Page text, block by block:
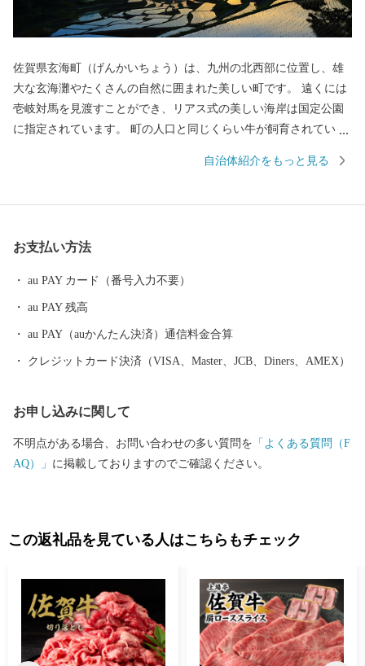
佐賀県玄海町（げんかいちょう）は、九州の北西部に位置し、雄
大な玄海灘やたくさんの自然に囲まれた美しい町です。 遠くには
壱岐対馬を見渡すことができ、リアス式の美しい海岸は国定公園
に指定されています。 町の人口と同じくらい牛が飼育されている
次産業が盛んで海の幸・山の幸が豊富な町でもあり、多くの食の
物、肥沃な大地に実る「ハウスミカン」「さがほのか」をはじめ
感じていただけましたら幸いです。 皆様の「こころのふるさと」
となれるよう、まごころ込めた返礼品をお送りします。 ぜひ実際
に玄海町にも訪れてみてください！ お待ちしております。
自治体紹介をもっと見る
お支払い方法
au PAY カード（番号入力不要）
au PAY 残高
au PAY（auかんたん決済）通信料金合算
クレジットカード決済（VISA、Master、JCB、Diners、AMEX）
お申し込みに関して
不明点がある場合、お問い合わせの多い質問を 「よくある質問（F
AQ）」 に掲載しておりますのでご確認ください。
この返礼品を見ている人はこちらもチェック